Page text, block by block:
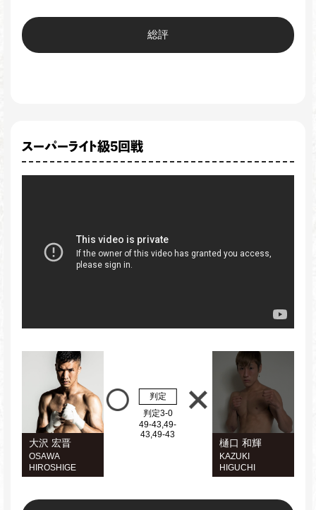
総評
スーパーライト級5回戦
大沢 宏晋
OSAWA
HIROSHIGE
判定
判定3-0
49-43,49-
43,49-43
樋口 和輝
KAZUKI
HIGUCHI